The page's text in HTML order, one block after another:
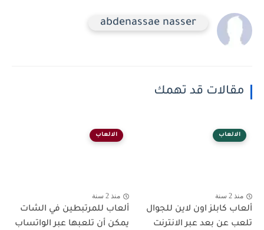
abdenassae nasser
مقالات قد تهمك
الالعاب
منذ 2 سنة
ألعاب كابلز اون لاين للجوال
تلعب عن بعد عبر الانترنت
الالعاب
منذ 2 سنة
ألعاب للمرتبطين في الشات
يمكن أن تلعبها عبر الواتساب